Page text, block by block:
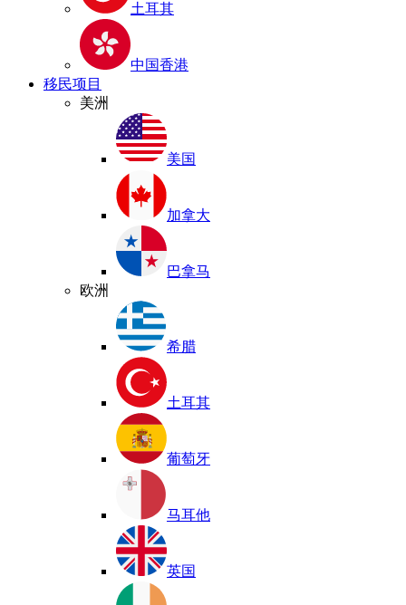
土耳其
中国香港
移民项目
美洲
美国
加拿大
巴拿马
欧洲
希腊
土耳其
葡萄牙
马耳他
英国